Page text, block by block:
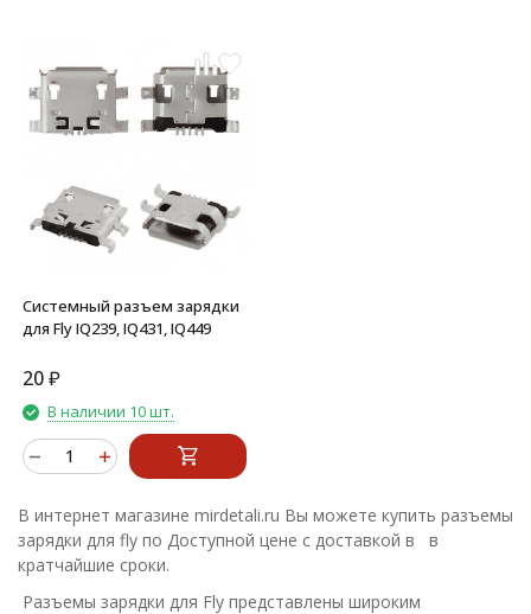
Системный разъем зарядки
для Fly IQ239, IQ431, IQ449
20₽
В наличии 10 шт.
В интернет магазине mirdetali.ru Вы можете купить разъемы
зарядки для fly по Доступной цене с доставкой в в
кратчайшие сроки.
Разъемы зарядки для Fly представлены широким